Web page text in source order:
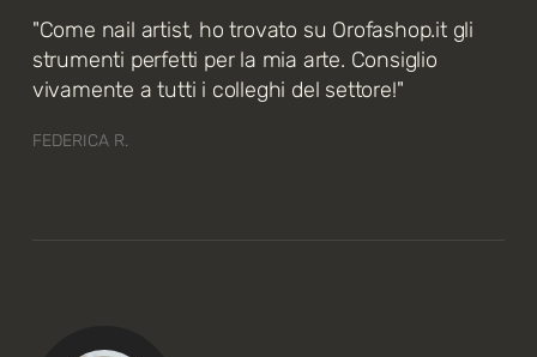
vivamente a tutti i colleghi del settore!"
FEDERICA R.